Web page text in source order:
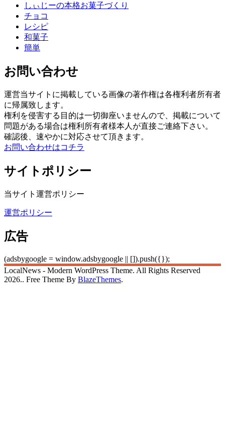
しぃじーの本格お菓子づくり
チョコ
レシピ
和菓子
簡単
お問い合わせ
運営当サイトに掲載している画像の著作権は各権利者所有者
に帰属致します。
権利を侵害する目的は一切御座いませんので、掲載について
問題がある場合は権利所有者様本人が直接ご連絡下さい。
確認後、速やかに対応させて頂きます。
お問い合わせはコチラ
サイトポリシー
当サイト運営ポリシー
運営ポリシー
広告
(adsbygoogle = window.adsbygoogle || []).push({});
LocalNews - Modern WordPress Theme. All Rights Reserved
2026.. Free Theme By BlazeThemes.